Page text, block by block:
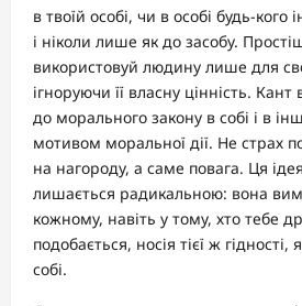
в твоїй особі, чи в особі будь-
і ніколи лише як до засобу.
використовуй людину лише для
ігноруючи її власну цінність.
до морального закону в собі і в
мотивом моральної дії. Не страх
на нагороду, а саме повага. Ця ідея
лишається радикальною: вона
кожному, навіть у тому, хто тебе
подобається, носія тієї ж
собі.